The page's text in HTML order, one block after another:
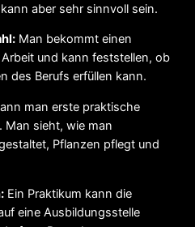
aber sehr sinnvoll sein.
Man bekommt einen
und kann feststellen, ob
des Berufs erfüllen kann.
man erste praktische
Man sieht, wie man
Pflanzen pflegt und
Ein Praktikum kann die
eine Ausbildungsstelle